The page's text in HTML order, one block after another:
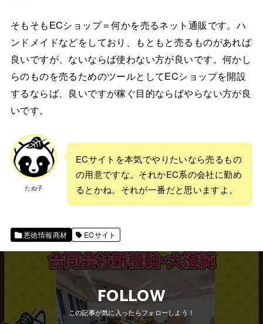
そもそもECショップ＝何かを売るネット通販です。ハ
ンドメイドなどをしており、もともと売るものがあれば
良いですが、ないならば使わない方が良いです。何かし
らのものを売るためのツールとしてECショップを開設
するならば、良いですが稼ぐ目的ならばやらない方が良
いです。
たぬ子
ECサイトを本気でやりたいなら売るもの
の用意ですな。それかEC系の会社に勤め
るとかね。それが一番だと思いますよ。
悪徳情報商材 ECサイト
FOLLOW